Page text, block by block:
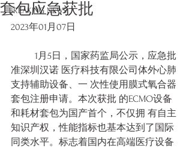
BREAKING NEWS
套包应急获批
2023年01月07日
准深圳汉诺 医疗科技有限公司体外心肺
支持辅助设备、一 次性使用膜式氧合器
套包注册申请。本次获批 的ECMO设备
和耗材套包为国产首个，不仅拥 有自主
知识产权，性能指标也基本达到了国际
同类水平。标志着国内在高端医疗设备